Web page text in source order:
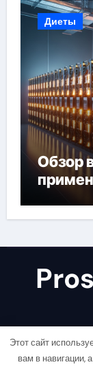
Диеты
Обзор
Этот сайт
вам в навигации,